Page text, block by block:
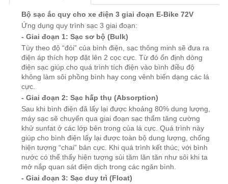
Bộ sạc ắc quy cho xe điện 3 giai đoạn E-Bike 72V
Ứng dụng quy trình sạc 3 giai đoạn:
- Giai đoạn 1: Sạc sơ bộ (Bulk)
Tùy theo độ “đói” của bình điện, sạc thông minh sẽ đưa ra
điện áp thích hợp đặt lên 2 cọc cực. Từ đó ổn định dòng
điện sạc giúp cho quá trình tích điện vào bình điều độ
không làm sôi phồng bình hay cong vênh biến dạng các lá
cực.
- Giai đoạn 2: Sạc hấp thụ (Absorption)
Sau khi bình điện đã lấy lại được khoảng 80% dung lượng,
máy sạc sẽ chuyển qua giai đoạn sạc thẩm tăng cường
khử sunfat ở các lớp bên trong của lá cực. Quá trình này
giúp cho bình điện lấy lại được toàn bộ dung lượng, chống
hiện tượng “chai” bản cực. Khi quá trình kết thúc, với bình
nước có thể thấy hiện tượng sủi tăm lăn tăn như sôi khi ta
mở nắp quan sát điện dịch trong các ngăn bình.
- Giai đoạn 3: Sạc duy trì (Float)